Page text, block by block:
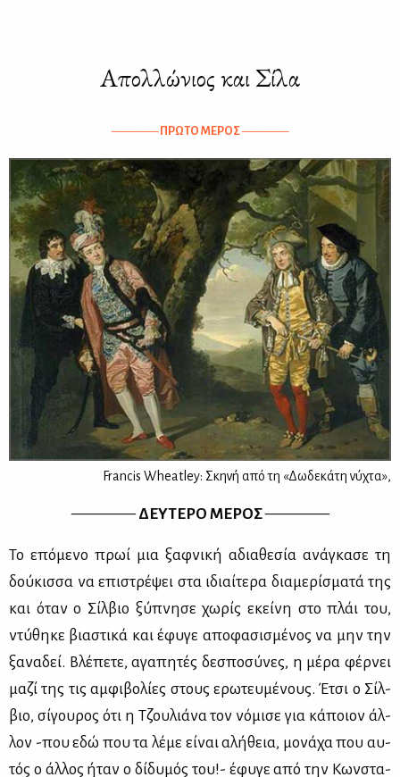
Απολλώνιος και Σίλα
———— ΠΡΩ­ΤΟ ΜΕ­ΡΟΣ————
Francis Wheatley: Σκηνή από τη «Δωδεκάτη νύχτα»,
————ΔΕΥ­ΤΕ­ΡΟ ΜΕ­ΡΟΣ————
Το επό­με­νο πρωί μια ξαφ­νι­κή αδια­θε­σία ανά­γκα­σε τη
δού­κισ­σα να επι­στρέ­ψει στα ιδιαί­τε­ρα δια­με­ρί­σμα­τά της
και όταν ο Σίλ­βιο ξύ­πνη­σε χω­ρίς εκεί­νη στο πλάι του,
ντύ­θη­κε βια­στι­κά και έφυ­γε απο­φα­σι­σμέ­νος να μην την
ξα­να­δεί. Βλέ­πε­τε, αγα­πη­τές δε­σπο­σύ­νες, η μέ­ρα φέρ­νει
μα­ζί της τις αμ­φι­βο­λί­ες στους ερω­τευ­μέ­νους. Έτσι ο Σίλ­
βιο, σί­γου­ρος ότι η Τζου­λιά­να τον νό­μι­σε για κά­ποιον άλ­
λον -που εδώ που τα λέ­με εί­ναι αλή­θεια, μο­νά­χα που αυ­
τός ο άλ­λος ήταν ο δί­δυ­μός του!- έφυ­γε από την Κων­στα­